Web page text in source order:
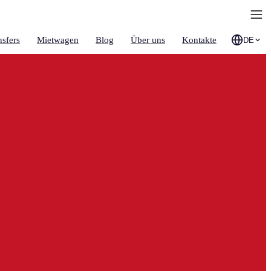
Mietwagen Blog Über uns Kontakte DE